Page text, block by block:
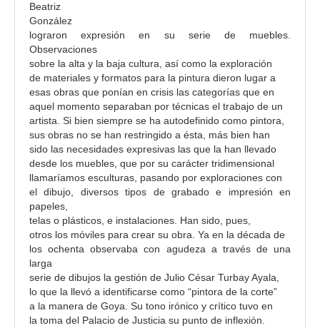
Beatriz
González
lograron expresión en su serie de muebles.
Observaciones
sobre la alta y la baja cultura, así como la exploración
de materiales y formatos para la pintura dieron lugar a
esas obras que ponían en crisis las categorías que en
aquel momento separaban por técnicas el trabajo de un
artista. Si bien siempre se ha autodefinido como pintora,
sus obras no se han restringido a ésta, más bien han
sido las necesidades expresivas las que la han llevado
desde los muebles, que por su carácter tridimensional
llamaríamos esculturas, pasando por exploraciones con
el dibujo, diversos tipos de grabado e impresión en
papeles,
telas o plásticos, e instalaciones. Han sido, pues,
otros los móviles para crear su obra. Ya en la década de
los ochenta observaba con agudeza a través de una
larga
serie de dibujos la gestión de Julio César Turbay Ayala,
lo que la llevó a identificarse como “pintora de la corte”
a la manera de Goya. Su tono irónico y crítico tuvo en
la toma del Palacio de Justicia su punto de inflexión.